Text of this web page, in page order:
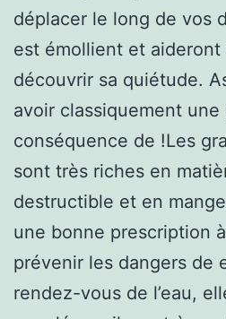
déplacer le long de vos
est émollient et aideront
découvrir sa quiétude.
avoir classiquement une
conséquence de !Les
sont très riches en
destructible et en
une bonne prescription
prévenir les dangers de
rendez-vous de l’eau,